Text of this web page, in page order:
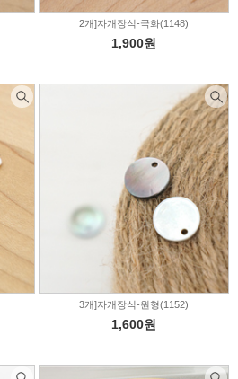
2개]자개장식-국화(1148)
1,900원
3개]자개장식-원형(1152)
1,600원